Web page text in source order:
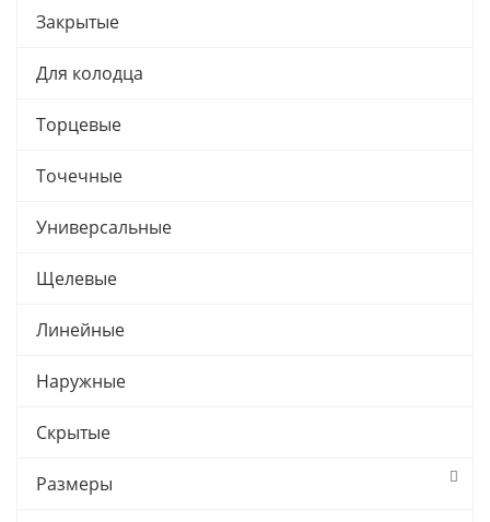
Закрытые
Для колодца
Торцевые
Точечные
Универсальные
Щелевые
Линейные
Наружные
Скрытые
Размеры